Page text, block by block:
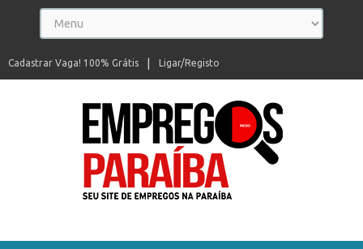
Ligar/Registo
Cadastrar Vaga! 100% Grátis